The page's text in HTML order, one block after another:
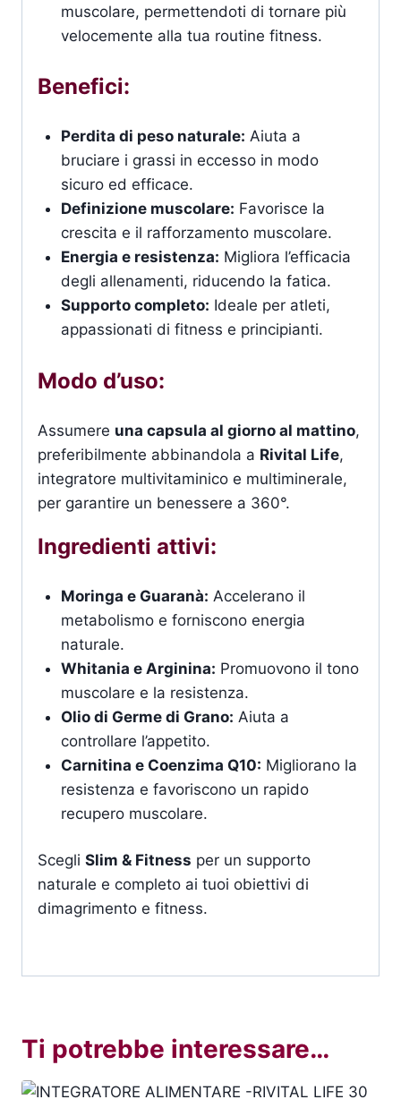
muscolare, permettendoti di tornare più
velocemente alla tua routine fitness.
Benefici:
Perdita di peso naturale: Aiuta a
bruciare i grassi in eccesso in modo
sicuro ed efficace.
Definizione muscolare: Favorisce la
crescita e il rafforzamento muscolare.
Energia e resistenza: Migliora l’efficacia
degli allenamenti, riducendo la fatica.
Supporto completo: Ideale per atleti,
appassionati di fitness e principianti.
Modo d’uso:
Assumere una capsula al giorno al mattino,
preferibilmente abbinandola a Rivital Life,
integratore multivitaminico e multiminerale,
per garantire un benessere a 360°.
Ingredienti attivi:
Moringa e Guaranà: Accelerano il
metabolismo e forniscono energia
naturale.
Whitania e Arginina: Promuovono il tono
muscolare e la resistenza.
Olio di Germe di Grano: Aiuta a
controllare l’appetito.
Carnitina e Coenzima Q10: Migliorano la
resistenza e favoriscono un rapido
recupero muscolare.
Scegli Slim & Fitness per un supporto
naturale e completo ai tuoi obiettivi di
dimagrimento e fitness.
Ti potrebbe interessare…